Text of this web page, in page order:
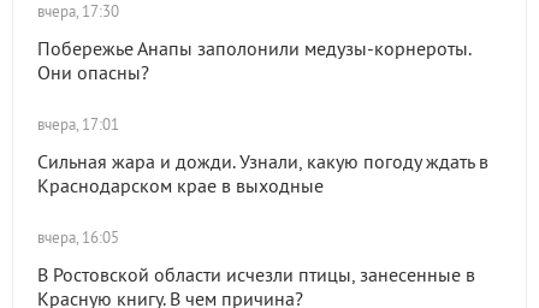
вчера, 17:30
Побережье Анапы заполонили медузы-корнероты.
Они опасны?
вчера, 17:01
Сильная жара и дожди. Узнали, какую погоду ждать в
Краснодарском крае в выходные
вчера, 16:05
В Ростовской области исчезли птицы, занесенные в
Красную книгу. В чем причина?